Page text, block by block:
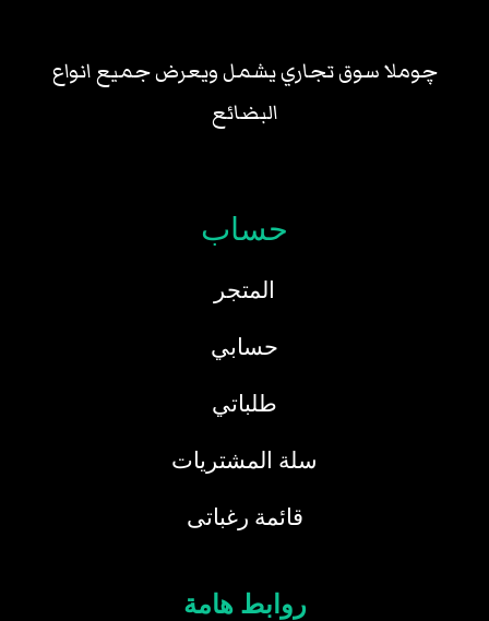
چوملا سوق تجاري يشمل ويعرض جميع انواع
البضائع
حساب
المتجر
حسابي
طلباتي
سلة المشتريات
قائمة رغباتى
روابط هامة